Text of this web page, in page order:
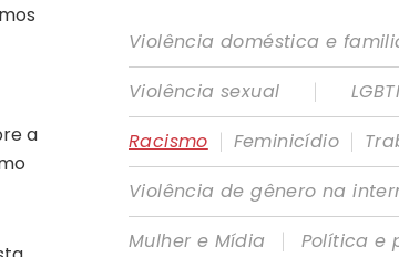
a
Violência doméstica e
Violência sexual
|
Racismo | Feminicídio |
Violência de gênero na
Mulher e Mídia
|
Política e